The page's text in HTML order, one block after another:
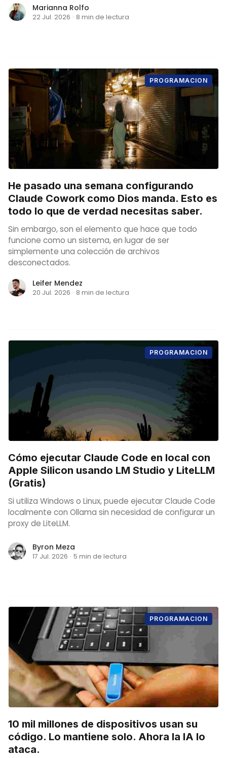
Marianna Rolfo
22 Jul. 2026 · 8 min de lectura
PROGRAMACION
He pasado una semana configurando
Claude Cowork como Dios manda. Esto es
todo lo que de verdad necesitas saber.
Sin embargo, son el elemento que hace que todo
funcione como un sistema, en lugar de ser
simplemente una colección de archivos
desconectados.
Leifer Mendez
20 Jul. 2026 · 8 min de lectura
PROGRAMACION
Cómo ejecutar Claude Code en local con
Apple Silicon usando LM Studio y LiteLLM
(Gratis)
Si utiliza Windows o Linux, puede ejecutar Claude Code
localmente con Ollama sin necesidad de configurar un
proxy de LiteLLM.
Byron Meza
17 Jul. 2026 · 5 min de lectura
PROGRAMACION
10 mil millones de dispositivos usan su
código. Lo mantiene solo. Ahora la IA lo
ataca.